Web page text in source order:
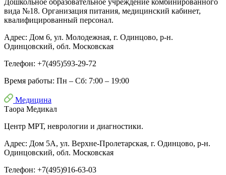
Дошкольное образовательное учреждение комбинированного
вида №18. Организация питания, медицинский кабинет,
квалифицированный персонал.
Адрес: Дом 6, ул. Молодежная, г. Одинцово, р-н.
Одинцовский, обл. Московская
Телефон: +7(495)593-29-72
Время работы: Пн – Сб: 7:00 – 19:00
Медицина
Таора Медикал
Центр МРТ, неврологии и диагностики.
Адрес: Дом 5А, ул. Верхне-Пролетарская, г. Одинцово, р-н.
Одинцовский, обл. Московская
Телефон: +7(495)916-63-03